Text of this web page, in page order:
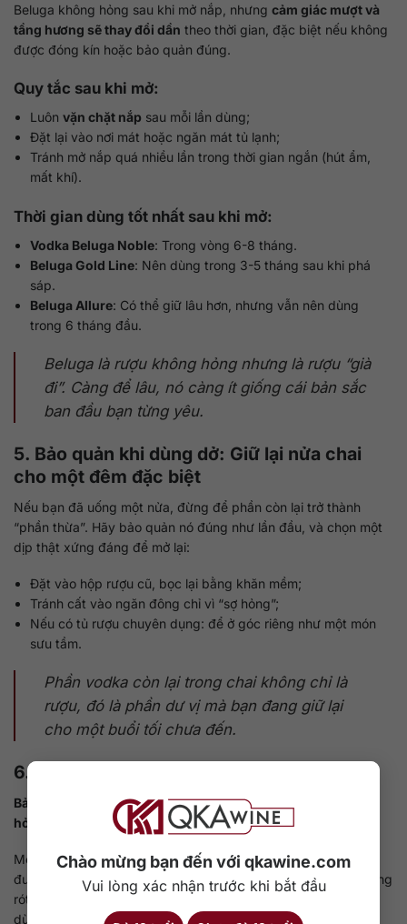
Chào mừng bạn đến với qkawine.com
Vui lòng xác nhận trước khi bắt đầu
Beluga không hỏng sau khi mở nắp, nhưng cảm giác mượt và
tầng hương sẽ thay đổi dần theo thời gian, đặc biệt nếu không
được đóng kín hoặc bảo quản đúng.
Quy tắc sau khi mở:
Luônvặn chặt nắp sau mỗi lần dùng;
Đặt lại vào nơi mát hoặc ngăn mát tủ lạnh;
Tránh mở nắp quá nhiều lần trong thời gian ngắn (hút ẩm,
mất khí).
Thời gian dùng tốt nhất sau khi mở:
Vodka Beluga Noble: Trong vòng 6-8 tháng.
Beluga Gold Line: Nên dùng trong 3-5 tháng sau khi phá
sáp.
Beluga Allure: Có thể giữ lâu hơn, nhưng vẫn nên dùng
trong 6 tháng đầu.
Beluga là rượu không hỏng nhưng là rượu “già
đi”. Càng để lâu, nó càng ít giống cái bản sắc
ban đầu bạn từng yêu.
5. Bảo quản khi dùng dở: Giữ lại nửa chai
cho một đêm đặc biệt
Nếu bạn đã uống một nửa, đừng để phần còn lại trở thành
“phần thừa”. Hãy bảo quản nó đúng như lần đầu, và chọn một
dịp thật xứng đáng để mở lại:
Đặt vào hộp rượu cũ, bọc lại bằng khăn mềm;
Tránh cất vào ngăn đông chỉ vì “sợ hỏng”;
Nếu có tủ rượu chuyên dụng: để ở góc riêng như một món
sưu tầm.
Phần vodka còn lại trong chai không chỉ là
rượu, đó là phần dư vị mà bạn đang giữ lại
cho một buổi tối chưa đến.
6. Kết luận sau cùng
Bảo quản rượu Beluga không phải là để giữ vodka không
hỏng mà là giữ lại cảm xúc.
Một chai Beluga được bảo quản đúng cách sẽ luôn “nói lại
được câu chuyện của mình”, dù là lần đầu mở hay lần cuối cùng
rót. Và nếu bạn làm đúng từ khâu cất giữ, ướp lạnh đến cách
dùng sau khi mở thì không có ngụm vodka nào là vô nghĩa.